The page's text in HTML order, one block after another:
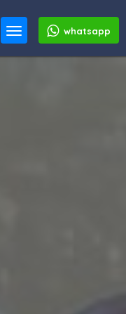
whatsapp